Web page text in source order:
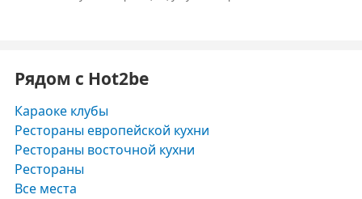
Рядом с Hot2be
Караоке клубы
Рестораны европейской кухни
Рестораны восточной кухни
Рестораны
Все места